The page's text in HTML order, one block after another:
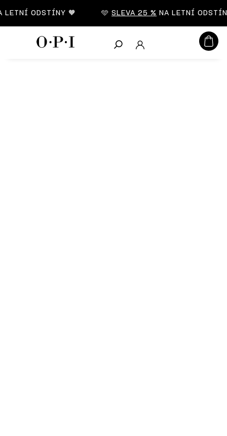
ODSTÍNY 🧡 🩵SLEVA 25 %NA LETNÍCZK
Hledat